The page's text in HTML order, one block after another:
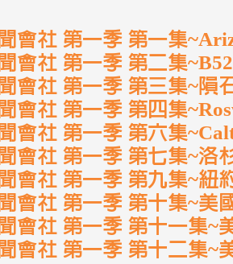
會社 第一季 第一集
會社 第一季 第二集
會社 第一季 第三集~隕
會社 第一季 第四集
會社 第一季 第六集
會社 第一季 第七集~洛
會社 第一季 第九集~紐
會社 第一季 第十集~美
會社 第一季 第十一集~
會社 第一季 第十二集~